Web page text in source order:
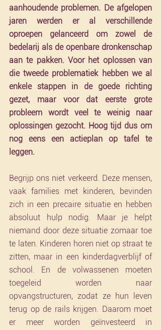
aanhoudende problemen. De afgelopen
jaren werden er al verschillende
oproepen gelanceerd om zowel de
bedelarij als de openbare dronkenschap
aan te pakken. Voor het oplossen van
die tweede problematiek hebben we al
enkele stappen in de goede richting
gezet, maar voor dat eerste grote
probleem wordt veel te weinig naar
oplossingen gezocht. Hoog tijd dus om
nog eens een actieplan op tafel te
leggen.
Begrijp ons niet verkeerd. Deze mensen,
vaak families met kinderen, bevinden
zich in een precaire situatie en hebben
absoluut hulp nodig. Maar je helpt
niemand door deze situatie zomaar toe
te laten. Kinderen horen niet op straat te
zitten, maar in een kinderdagverblijf of
school. En de volwassenen moeten
toegeleid worden naar
opvangstructuren, zodat ze hun leven
terug op de rails krijgen. Daarom moet
er meer worden geïnvesteerd in